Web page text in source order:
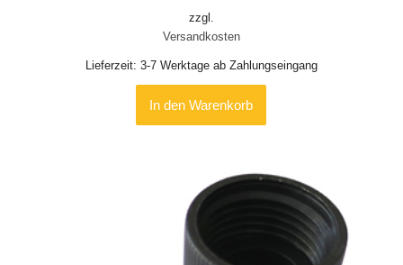
zzgl.
Versandkosten
Lieferzeit: 3-7 Werktage ab Zahlungseingang
In den Warenkorb